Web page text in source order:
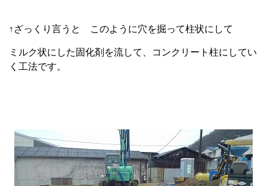
↑ざっくり言うと このように穴を掘って柱状にして
ミルク状にした固化剤を流して、コンクリート柱にしてい
く工法です。